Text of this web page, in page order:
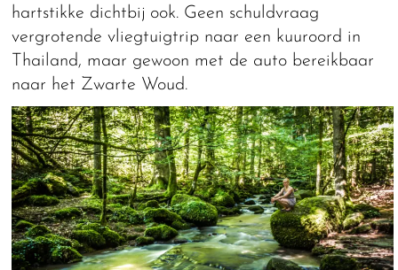
hartstikke dichtbij ook. Geen schuldvraag
vergrotende vliegtuigtrip naar een kuuroord in
Thailand, maar gewoon met de auto bereikbaar
naar het Zwarte Woud.